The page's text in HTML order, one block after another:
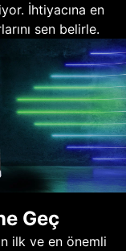
İhtiyacına en
sen belirle.
Geç
ilk ve en önemli